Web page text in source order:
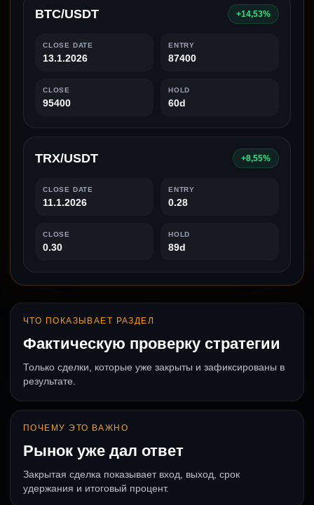
BTC/USDT +14,53%
CLOSE DATE
13.1.2026
ENTRY
87400
CLOSE
95400
HOLD
60d
TRX/USDT +8,55%
CLOSE DATE
11.1.2026
ENTRY
0.28
CLOSE
0.30
HOLD
89d
ЧТО ПОКАЗЫВАЕТ РАЗДЕЛ
Фактическую проверку стратегии
Только сделки, которые уже закрыты и зафиксированы в
результате.
ПОЧЕМУ ЭТО ВАЖНО
Рынок уже дал ответ
Закрытая сделка показывает вход, выход, срок
удержания и итоговый процент.